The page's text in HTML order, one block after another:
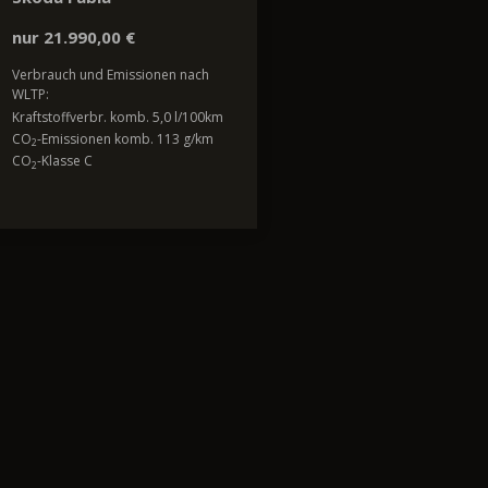
nur 21.990,00 €
Verbrauch und Emissionen nach
WLTP:
Kraftstoffverbr. komb. 5,0 l/100km
CO2-Emissionen komb. 113 g/km
CO2-Klasse C